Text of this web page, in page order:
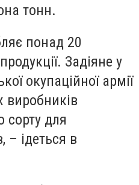
тонн.
понад 20
Задіяне у
окупаційної армії
виробників
сорту для
– ідеться в